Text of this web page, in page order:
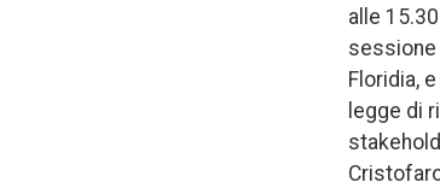
alle
sessione
Floridia,
legge di